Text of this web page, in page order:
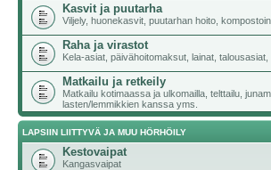
Kasvit ja puutarha
Viljely, huonekasvit, puutarhan hoito,
Raha ja virastot
Kela-asiat, päivähoitomaksut, lainat,
Matkailu ja retkeily
Matkailu kotimaassa ja ulkomailla, telttailu,
lasten/lemmikkien kanssa yms.
LAPSIIN LIITTYVÄ JA MUU HÖRHÖILY
Kestovaipat
Kangasvaipat